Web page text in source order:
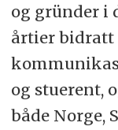
og gründer i
årtier bidratt
og stuerent,
både Norge,